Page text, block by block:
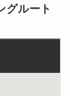
グルート